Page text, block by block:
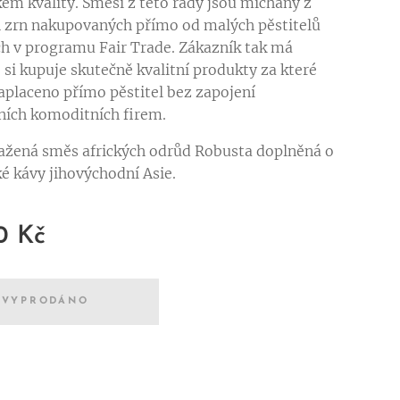
zrn nakupovaných přímo od malých pěstitelů
v programu Fair Trade. Zákazník tak má
kupuje skutečně kvalitní produkty za které
přímo pěstitel bez zapojení
komoditních firem.
směs afrických odrůd Robusta doplněná o
kávy jihovýchodní Asie.
Kč
VYPRODÁNO